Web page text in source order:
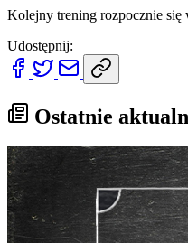
Kolejny trening rozpocznie się
Udostępnij:
Ostatnie